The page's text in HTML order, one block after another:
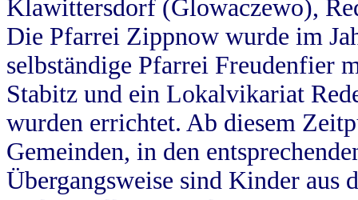
Klawittersdorf (Glowaczewo),
Die Pfarrei Zippnow wurde im
selbständige Pfarrei Freudenfier
Stabitz und ein Lokalvikariat
wurden errichtet. Ab diesem
Gemeinden, in den
Übergangsweise sind Kinder aus